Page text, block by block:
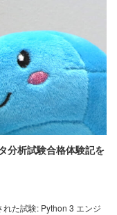
分析試験合格体験記を
た試験: Python 3 エンジ